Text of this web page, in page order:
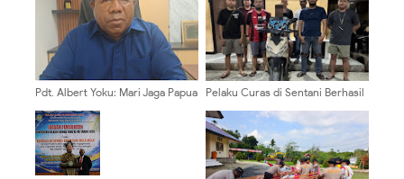
Pdt. Albert Yoku: Mari Jaga Papua
Persaudaraan
Pelaku Curas di Sentani Berhasil
Jayapura Terus Intensifkan
Penindakan Kejahatan 3C